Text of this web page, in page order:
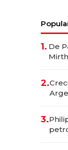
1. De
2.
las
3.